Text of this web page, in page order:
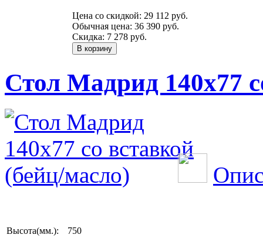
Цена со скидкой: 29 112 руб.
Обычная цена: 36 390 руб.
Скидка: 7 278 руб.
Стол Мадрид 140х77
Высота(мм.):
750